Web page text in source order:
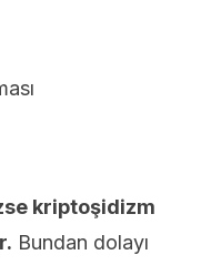
kriptoşidizm
Bundan dolayı